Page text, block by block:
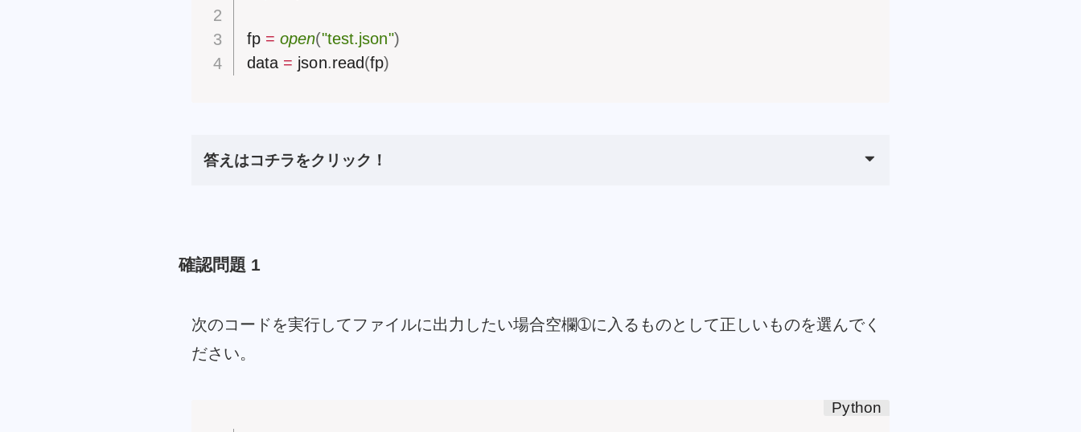
fp = open("test.json")
data = json.read(fp)
答えはコチラをクリック！
確認問題 1
次のコードを実行してファイルに出力したい場合空欄➀に入るものとして正しいものを選んでく
ださい。